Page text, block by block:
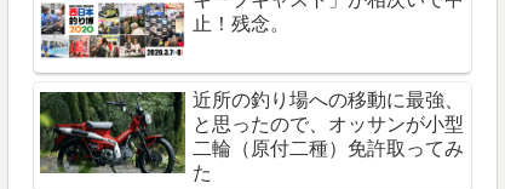
止！残念。
近所の釣り場への移動に最強、
と思ったので、オッサンが小型
二輪（原付二種）免許取ってみ
た